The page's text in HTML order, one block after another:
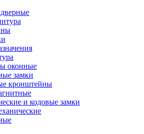
оконные
замки
кронштейны
и кодовые замки